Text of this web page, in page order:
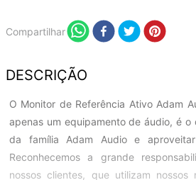
Compartilhar
DESCRIÇÃO
O Monitor de Referência Ativo Adam
apenas um equipamento de áudio, é
da família Adam Audio e
Reconhecemos a grande
nossos clientes, que utilizam